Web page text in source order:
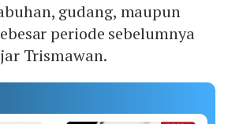
gudang, maupun
periode sebelumnya
Trismawan.